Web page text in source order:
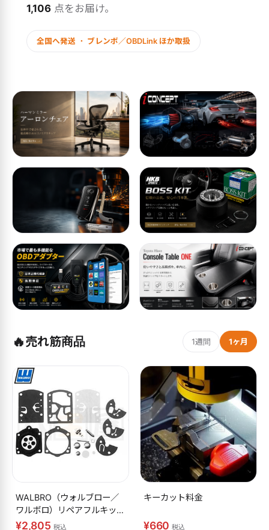
1,106 点をお届け。
全国へ発送 ・ ブレンボ／OBDLink ほか取扱
🔥売れ筋商品 1週間 1ヶ月
WALBRO（ウォルブロー／
ワルボロ）リペアフルキット
K10-WB
¥2,805 税込
キーカット料金
¥660税込